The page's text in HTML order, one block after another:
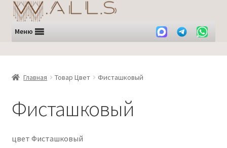
Перейти
к
навигации
Перейти
к
содержимому
Меню
Главная Товар Цвет Фисташковый
Фисташковый
цвет Фисташковый